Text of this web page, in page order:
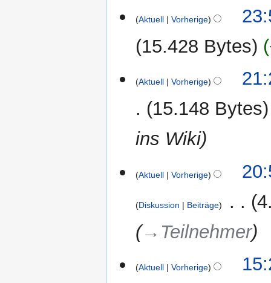
Juli Aktuell Vorherige
15.428 Bytes
Juli Aktuell Vorherige
15.148 Bytes
ins Wiki
Juli Aktuell Vorherige
Diskussion Beiträge
→‎Teilnehmer
Aktuell Vorherige